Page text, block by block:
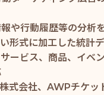
や行動履歴等の分析
形式に加工した統計
ービス、商品、イベ
会社、AWPチケッ